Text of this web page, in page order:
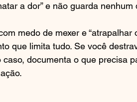
a dor” e não guarda
medo de mexer e “atrapalhar
que limita tudo. Se você
documenta o que precisa